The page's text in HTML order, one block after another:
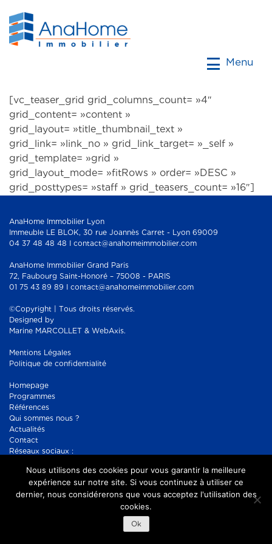
Menu
[vc_teaser_grid grid_columns_count= »4″
grid_content= »content »
grid_layout= »title_thumbnail_text »
grid_link= »link_no » grid_link_target= »_self »
grid_template= »grid »
grid_layout_mode= »fitRows » order= »DESC »
grid_posttypes= »staff » grid_teasers_count= »16″]
AnaHome Immobilier Lyon
Immeuble LE BLOK, 30 rue Joannès Carret - Lyon 69009
04 37 48 48 48 I contact@anahomeimmobilier.com
AnaHome Immobilier Grand Paris
72, Faubourg Saint-Honoré – 75008 - PARIS
01 75 43 89 89 I contact@anahomeimmobilier.com
©Copyright | Tous droits réservés.
Designed by
Marine MARCOLLET & WebAxis.
Mentions Légales
Politique de confidentialité
Homepage
Programmes
Références
Qui sommes nous ?
Actualités
Contact
Réseaux sociaux :
Instagram
Nous utilisons des cookies pour vous garantir la meilleure
expérience sur notre site. Si vous continuez à utiliser ce
dernier, nous considérerons que vous acceptez l'utilisation des
cookies.
Ok